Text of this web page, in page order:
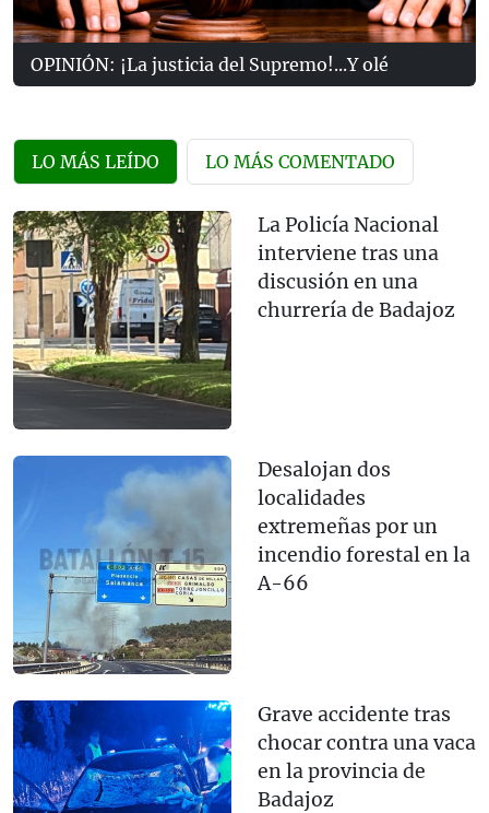
OPINIÓN: ¡La justicia del Supremo!...Y olé
LO MÁS LEÍDO LO MÁS COMENTADO
La Policía Nacional
interviene tras una
discusión en una
churrería de Badajoz
Desalojan dos
localidades
extremeñas por un
incendio forestal en la
A-66
Grave accidente tras
chocar contra una vaca
en la provincia de
Badajoz